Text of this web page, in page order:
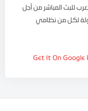
للبث المباشر من أجل
لكل من نظامي